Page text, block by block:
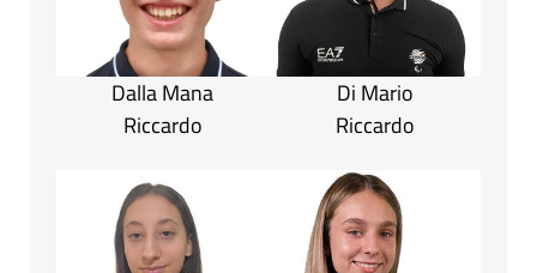
Dalla Mana
Riccardo
Di Mario
Riccardo